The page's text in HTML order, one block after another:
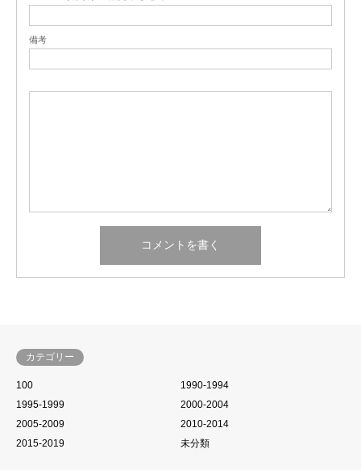
備考
カテゴリー
100
1990-1994
1995-1999
2000-2004
2005-2009
2010-2014
2015-2019
未分類